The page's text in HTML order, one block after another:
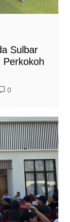
Sulbar
Perkokoh
0